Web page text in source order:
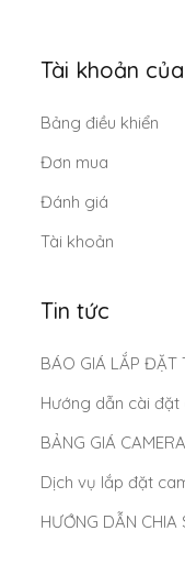
Tài khoản
Bảng điều khiển
Đơn mua
Đánh giá
Tài khoản
Tin tức
Hướng dẫn cài đặt
BẢNG GIÁ